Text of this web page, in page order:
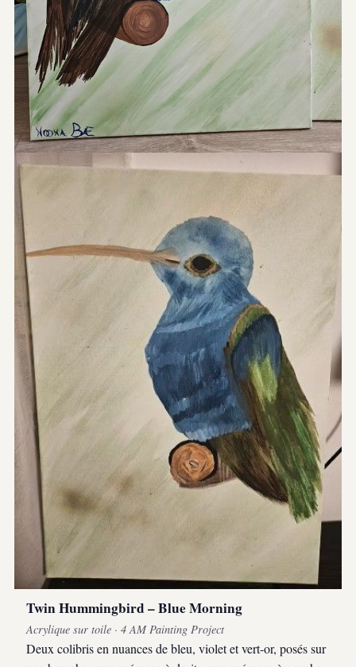
Twin Hummingbird – Blue Morning
Acrylique sur toile · 4 AM Painting Project
Deux colibris en nuances de bleu, violet et vert-or, posés sur